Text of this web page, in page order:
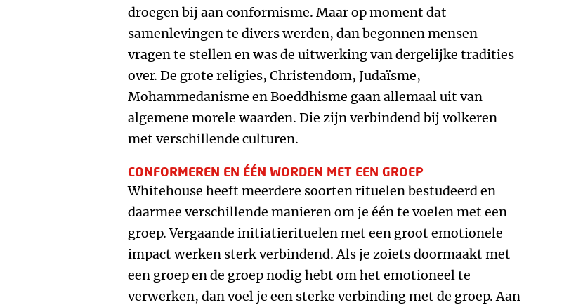
droegen bij aan conformisme. Maar op moment dat
samenlevingen te divers werden, dan begonnen mensen
vragen te stellen en was de uitwerking van dergelijke tradities
over. De grote religies, Christendom, Judaïsme,
Mohammedanisme en Boeddhisme gaan allemaal uit van
algemene morele waarden. Die zijn verbindend bij volkeren
met verschillende culturen.
CONFORMEREN EN ÉÉN WORDEN MET EEN GROEP
Whitehouse heeft meerdere soorten rituelen bestudeerd en
daarmee verschillende manieren om je één te voelen met een
groep. Vergaande initiatierituelen met een groot emotionele
impact werken sterk verbindend. Als je zoiets doormaakt met
een groep en de groep nodig hebt om het emotioneel te
verwerken, dan voel je een sterke verbinding met de groep. Aan